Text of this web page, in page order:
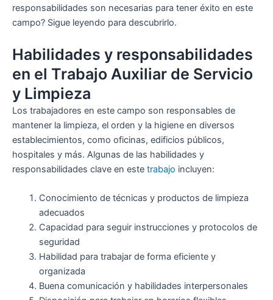
responsabilidades son necesarias para tener éxito en este
campo? Sigue leyendo para descubrirlo.
Habilidades y responsabilidades
en el Trabajo Auxiliar de Servicio
y Limpieza
Los trabajadores en este campo son responsables de
mantener la limpieza, el orden y la higiene en diversos
establecimientos, como oficinas, edificios públicos,
hospitales y más. Algunas de las habilidades y
responsabilidades clave en este trabajo incluyen:
Conocimiento de técnicas y productos de limpieza
adecuados
Capacidad para seguir instrucciones y protocolos de
seguridad
Habilidad para trabajar de forma eficiente y
organizada
Buena comunicación y habilidades interpersonales